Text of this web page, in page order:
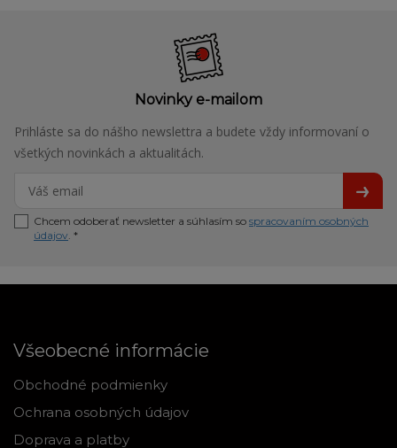
Novinky e-mailom
Prihláste sa do nášho newslettra a budete vždy informovaní o
všetkých novinkách a aktualitách.
Chcem odoberať newsletter a súhlasím so spracovaním osobných
údajov. *
Všeobecné informácie
Obchodné podmienky
Ochrana osobných údajov
Doprava a platby